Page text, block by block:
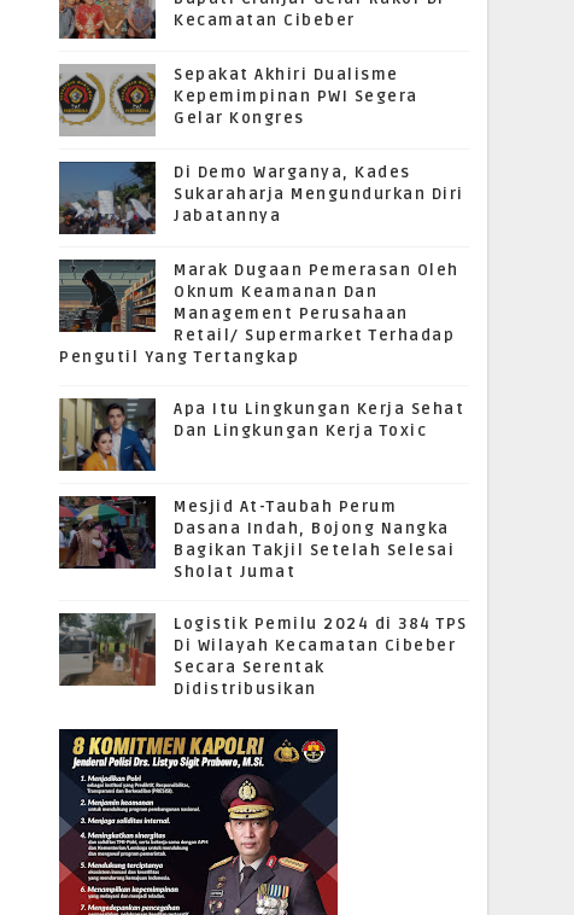
Kecamatan Cibeber
Sepakat Akhiri Dualisme
Kepemimpinan PWI Segera
Gelar Kongres
Di Demo Warganya, Kades
Sukaraharja Mengundurkan Diri
Jabatannya
Marak Dugaan Pemerasan Oleh
Oknum Keamanan Dan
Management Perusahaan
Retail/ Supermarket Terhadap
Pengutil Yang Tertangkap
Apa Itu Lingkungan Kerja Sehat
Dan Lingkungan Kerja Toxic
Mesjid At-Taubah Perum
Dasana Indah, Bojong Nangka
Bagikan Takjil Setelah Selesai
Sholat Jumat
Logistik Pemilu 2024 di 384 TPS
Di Wilayah Kecamatan Cibeber
Secara Serentak
Didistribusikan